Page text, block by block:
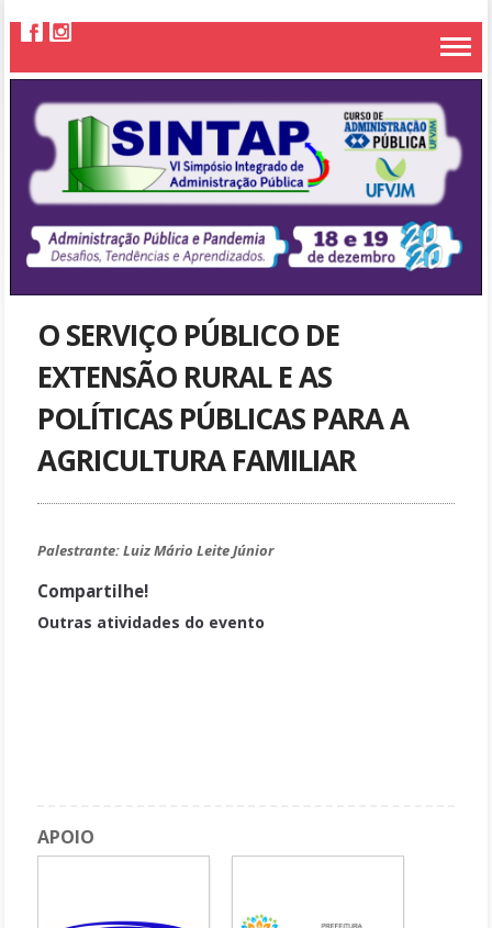
O SERVIÇO PÚBLICO DE
EXTENSÃO RURAL E AS
POLÍTICAS PÚBLICAS PARA A
AGRICULTURA FAMILIAR
Palestrante:Luiz Mário Leite Júnior
Compartilhe!
Outras atividades do evento
APOIO